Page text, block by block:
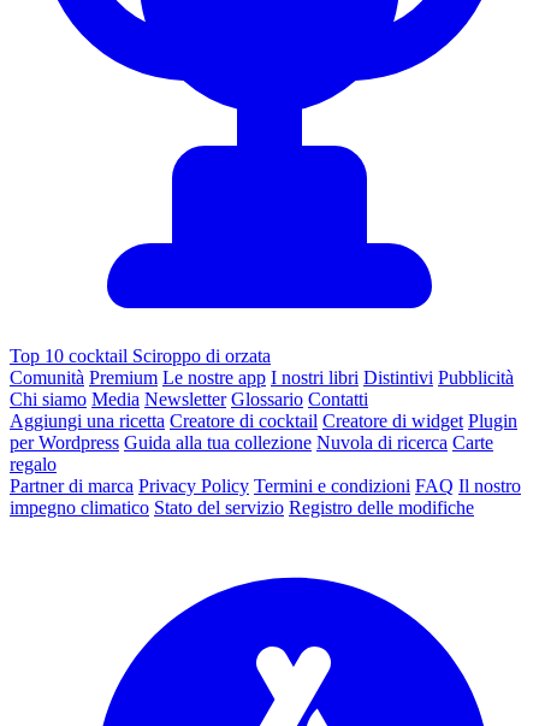
Top 10 cocktail Sciroppo di orzata
Comunità Premium Le nostre app I nostri libri Distintivi Pubblicità
Chi siamo Media Newsletter Glossario Contatti
Aggiungi una ricetta Creatore di cocktail Creatore di widget Plugin
per Wordpress Guida alla tua collezione Nuvola di ricerca Carte
regalo
Partner di marca Privacy Policy Termini e condizioni FAQ Il nostro
impegno climatico Stato del servizio Registro delle modifiche